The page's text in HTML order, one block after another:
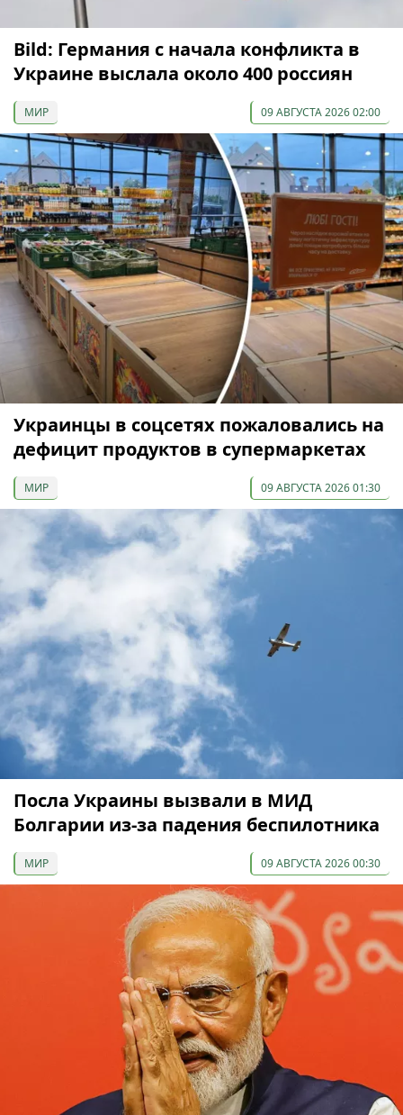
Bild: Германия с начала конфликта в
Украине выслала около 400 россиян
МИР 09 АВГУСТА 2026 02:00
Украинцы в соцсетях пожаловались на
дефицит продуктов в супермаркетах
МИР 09 АВГУСТА 2026 01:30
Посла Украины вызвали в МИД
Болгарии из-за падения беспилотника
МИР 09 АВГУСТА 2026 00:30